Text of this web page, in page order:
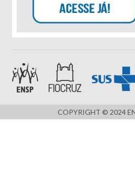
COPYRIGHT © 2024